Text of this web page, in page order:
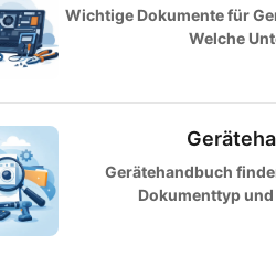
Wichtige Dokumente für
Welche
Gerätehandbuch
Dokumenttyp